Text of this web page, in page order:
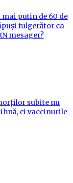
putin de 60 de
fulgerător ca
mesager?
subite nu
ci vaccinurile